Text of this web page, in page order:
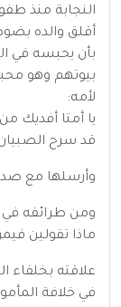
النجابة منذ
أقلق والده
بأن يحبسه في
بيوتهم وهو
لأمه:
يا أمتا أفديك
قد سرح
وأرسلها مع
ومن طرائفه في
ماذا تقولين
علاقته بخلفاء